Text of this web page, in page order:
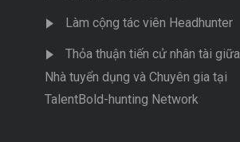
Làm cộng tác viên Headhunter
Thỏa thuận tiến cử nhân tài giữa
Nhà tuyển dụng và Chuyên gia tại
TalentBold-hunting Network